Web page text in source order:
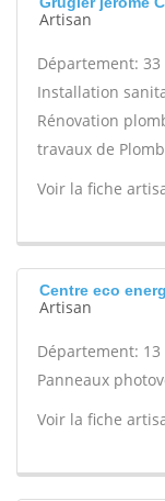
Artisan
Département: 33
Installation
Rénovation
travaux de
Voir la fiche
Centre eco
Artisan
Département: 13
Panneaux
Voir la fiche